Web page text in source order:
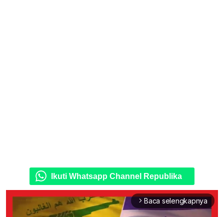
Ikuti Whatsapp Channel Republika
arrow_forward_ios Baca selengkapnya